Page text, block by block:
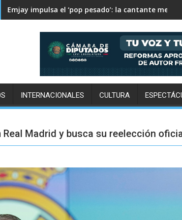
Columbus Crew supera 2-1 a Pachuca en la Leagues
Emjay impulsa el ‘pop pesado’: la cantante
INTERNACIONALES CULTURA
Madrid y busca su reelección